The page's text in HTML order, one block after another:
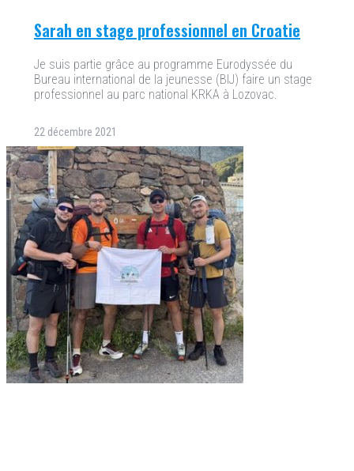
Sarah en stage professionnel en Croatie
Je suis partie grâce au programme Eurodyssée du
Bureau international de la jeunesse (BIJ) faire un stage
professionnel au parc national KRKA à Lozovac.
22 décembre 2021